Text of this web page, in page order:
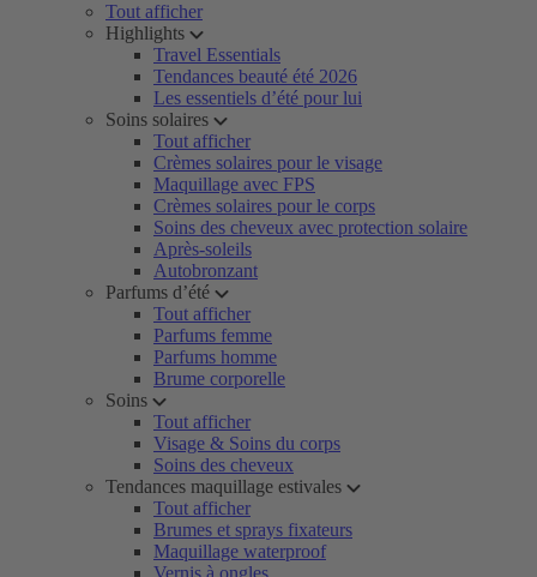
Tout afficher
Highlights
Travel Essentials
Tendances beauté été 2026
Les essentiels d’été pour lui
Soins solaires
Tout afficher
Crèmes solaires pour le visage
Maquillage avec FPS
Crèmes solaires pour le corps
Soins des cheveux avec protection solaire
Après-soleils
Autobronzant
Parfums d’été
Tout afficher
Parfums femme
Parfums homme
Brume corporelle
Soins
Tout afficher
Visage & Soins du corps
Soins des cheveux
Tendances maquillage estivales
Tout afficher
Brumes et sprays fixateurs
Maquillage waterproof
Vernis à ongles